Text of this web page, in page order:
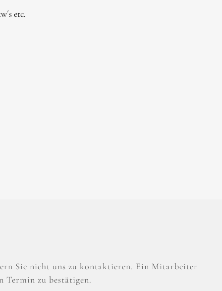
etc.
Sie nicht uns zu kontaktieren. Ein Mitarbeiter
Termin zu bestätigen.